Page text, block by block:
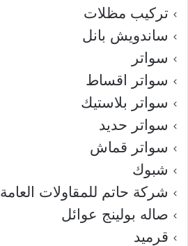
تركيب مظلات
ساندويش بانل
سواتر
سواتر اقساط
سواتر بلاستيك
سواتر حديد
سواتر قماش
شبوك
شركة حاتم للمقاولات العامة
صاله بولينج عوائل
قرميد